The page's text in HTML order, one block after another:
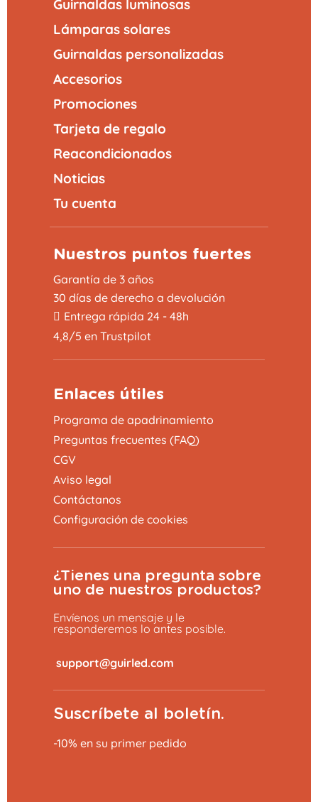
Guirnaldas luminosas
Lámparas solares
Guirnaldas personalizadas
Accesorios
Promociones
Tarjeta de regalo
Reacondicionados
Noticias
Tu cuenta
Nuestros puntos fuertes
Garantía de 3 años
30 días de derecho a devolución
Entrega rápida 24 - 48h
4,8/5 en Trustpilot
Enlaces útiles
Programa de apadrinamiento
Preguntas frecuentes (FAQ)
CGV
Aviso legal
Contáctanos
Configuración de cookies
¿Tienes una pregunta sobre
uno de nuestros productos?
Envíenos un mensaje y le
responderemos lo antes posible.
Suscríbete al boletín.
-10% en su primer pedido